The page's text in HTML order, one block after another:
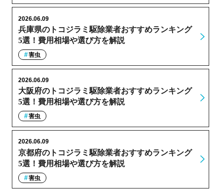
兵庫県のトコジラミ駆除業者おすすめランキング
5選！費用相場や選び方を解説
2026.06.09
害虫
大阪府のトコジラミ駆除業者おすすめランキング
5選！費用相場や選び方を解説
2026.06.09
害虫
京都府のトコジラミ駆除業者おすすめランキング
5選！費用相場や選び方を解説
2026.06.09
害虫